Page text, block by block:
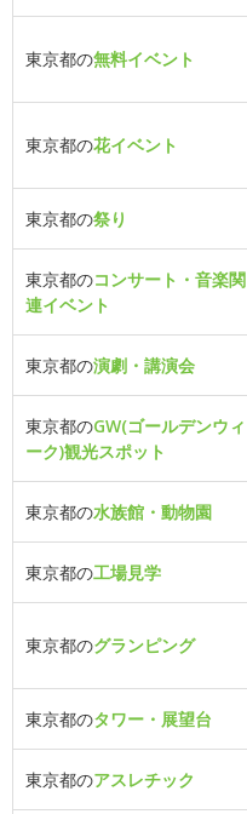
東京都の無料イベント
東京都の花イベント
東京都の祭り
東京都のコンサート・音楽関
連イベント
東京都の演劇・講演会
東京都のGW(ゴールデンウィ
ーク)観光スポット
東京都の水族館・動物園
東京都の工場見学
東京都のグランピング
東京都のタワー・展望台
東京都のアスレチック